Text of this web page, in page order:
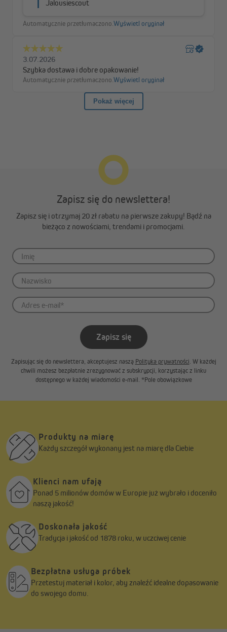
Zapisz się do newslettera!
Zapisz się i otrzymaj 20 zł rabatu na pierwsze zakupy! Bądź na
bieżąco z nowościami, trendami i promocjami.
Zapisz się
Zapisując się do newslettera, akceptujesz naszą Polityka prywatności. W każdej
chwili możesz bezpłatnie zrezygnować z subskrypcji, korzystając z linku
dostępnego w każdej wiadomości e-mail. *Pole obowiązkowe
Produkty na miarę
Każdy szczegół wykonany jest na miarę dla Ciebie
Klienci nam ufają
Ponad 5 milionów domów w Europie już wybrało i doceniło
naszą jakość!
Doskonała jakość
Tradycja i jakość od 1878 roku, w uczciwej cenie
Bezpłatna usługa próbek
Przetestuj materiał i kolor, aby znaleźć idealne dopasowanie
do swojego domu.